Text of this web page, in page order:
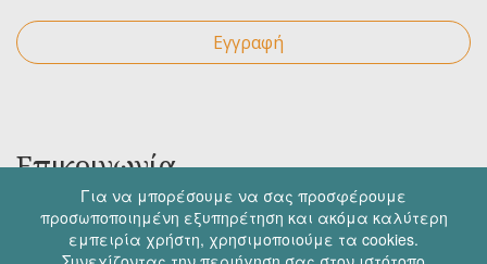
Εγγραφή
Επικοινωνία
Για οποιαδήποτε ερώτηση σας μπορείτε να
επικοινωνήσετε μαζί μας στα παρακάτω στοιχεία.
Για να μπορέσουμε να σας προσφέρουμε
προσωποποιημένη εξυπηρέτηση και ακόμα καλύτερη
εμπειρία χρήστη, χρησιμοποιούμε τα cookies.